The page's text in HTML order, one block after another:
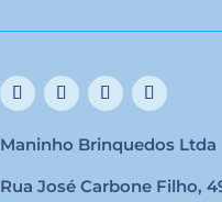
Maninho Brinquedos Ltda
Rua José Carbone Filho,